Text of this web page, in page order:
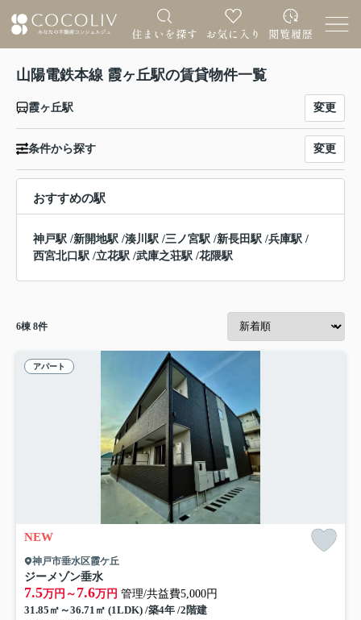
山陽電鉄本線 霞ヶ丘駅の賃貸物件一覧
霞ヶ丘駅 変更
条件から探す 変更
おすすめの駅
神戸駅 /新開地駅 /湊川駅 /三ノ宮駅 /新長田駅 /兵庫駅 /
西宮北口駅 /立花駅 /武庫之荘駅 /花隈駅
6棟 8件
アパート
NEW
神戸市垂水区霞ケ丘
ジーメゾン垂水
7.5万円～ 7.6万円 管理/共益費5,000円
31.85㎡～36.71㎡ (1LDK) /築4年 /2階建